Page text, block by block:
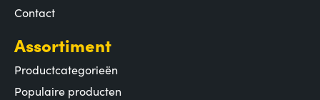
Contact
Assortiment
Productcategorieën
Populaire producten